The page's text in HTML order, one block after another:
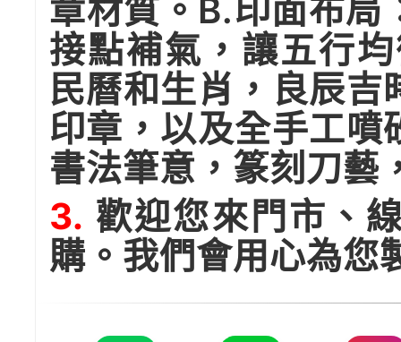
章材質。B.印面布局
接點補氣，讓五行
民曆和生肖，良辰吉
印章，以及全手工噴
書法筆意，篆刻刀藝
3. 歡迎您來門市、
購。我們會用心為您